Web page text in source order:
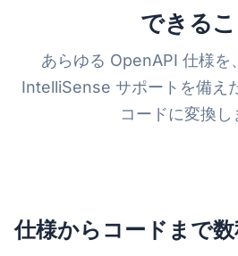
できる
あらゆる OpenAPI 仕様を
IntelliSense サポートを備え
コードに変換し
仕様からコードまで